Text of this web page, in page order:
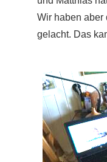
Wir haben aber
gelacht. Das